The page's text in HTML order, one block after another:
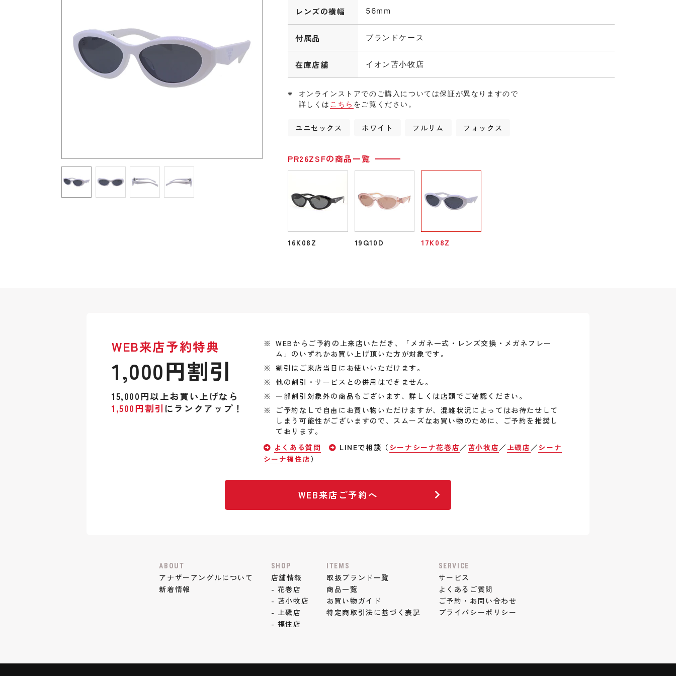
レンズの横幅 56mm
付属品 ブランドケース
在庫店舗 イオン苫小牧店
オンラインストアでのご購入については保証が異なりますので
詳しくは こちら をご覧ください。
ユニセックス ホワイト フルリム フォックス
PR26ZSFの商品一覧
16K08Z 19Q10D 17K08Z
WEB来店予約特典
1,000円割引
15,000円以上お買い上げなら
1,500円割引 にランクアップ！
WEBからご予約の上来店いただき、「メガネ一式・レンズ交換・メガネフレー
ム」のいずれかお買い上げ頂いた方が対象です。
割引はご来店当日にお使いいただけます。
他の割引・サービスとの併用はできません。
一部割引対象外の商品もございます、詳しくは店頭でご確認ください。
ご予約なしで自由にお買い物いただけますが、混雑状況によってはお待たせして
しまう可能性がございますので、スムーズなお買い物のために、ご予約を推奨し
ております。
よくある質問
LINEで相談（ シーナシーナ花巻店 ／ 苫小牧店 ／ 上磯店 ／シーナ
シーナ福住店）
WEB来店ご予約へ
ABOUT
アナザーアングルについて
新着情報
SHOP
店舗情報
- 花巻店
- 苫小牧店
- 上磯店
- 福住店
ITEMS
取扱ブランド一覧
商品一覧
お買い物ガイド
特定商取引法に基づく表記
SERVICE
サービス
よくあるご質問
ご予約・お問い合わせ
プライバシーポリシー